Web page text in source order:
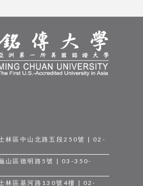
林區中山北路五段250號 | 02-
山區德明路5號 | 03-350-
林區基河路130號4樓 | 02-